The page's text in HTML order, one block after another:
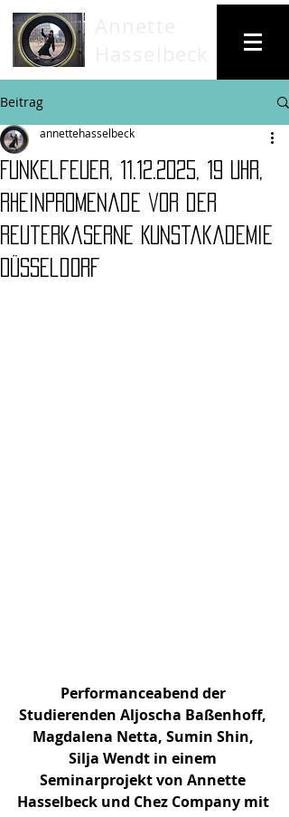
Beitrag
Funkelfeuer, 11.12.2025, 19 Uhr,
Rheinpromenade vor der
Reuterkaserne Kunstakademie
Düsseldorf
annettehasselbeck
Performanceabend der
Studierenden Aljoscha Baßenhoff,
Magdalena Netta, Sumin Shin,
Silja Wendt in einem
Seminarprojekt von Annette
Hasselbeck und Chez Company mit